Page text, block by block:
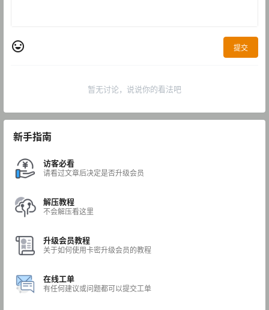
提交
暂无讨论，说说你的看法吧
新手指南
访客必看
请看过文章后决定是否升级会员
解压教程
不会解压看这里
升级会员教程
关于如何使用卡密升级会员的教程
在线工单
有任何建议或问题都可以提交工单